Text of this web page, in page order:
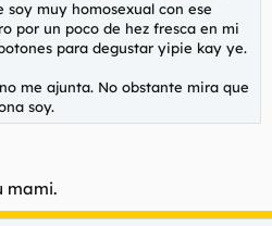
muy homosexual con ese
por un poco de hez fresca en mi
para degustar yipie kay ye.
me ajunta. No obstante mira que
soy.
mami.